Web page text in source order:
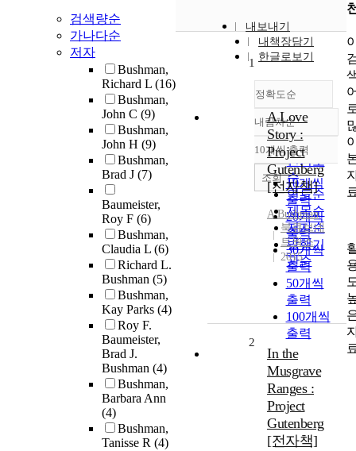
검색량순
가나다순
저자
Bushman,
Richard L (16)
Bushman,
John C (9)
Bushman,
John H (9)
Bushman,
Brad J (7)
Baumeister,
Roy F (6)
Bushman,
Claudia L (6)
Richard L.
Bushman (5)
Bushman,
Kay Parks (4)
Roy F.
Baumeister,
Brad J.
Bushman (4)
Bushman,
Barbara Ann
(4)
Bushman,
Tanisse R (4)
내보내기
내책장담기
한글로보기
정확도순
정확도
순
인기도
순
연도순
제목순
저자순
발행기
관순
내림차순
내림차순
10개씩 출력
10개씩
출력
20개씩
출력
30개씩
출력
50개씩
출력
100개씩
출력
조회
1
A Love
Story :
Project
Gutenberg
[전자책]
ABushman
북큐브네
트웍스
2015
2
In the
Musgrave
Ranges :
Project
Gutenberg
[전자책]